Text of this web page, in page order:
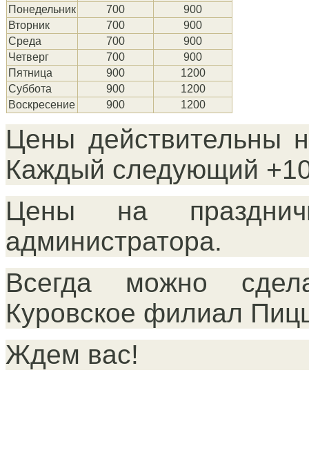
Понедельник
700
900
Вторник
700
900
Среда
700
900
Четверг
700
900
Пятница
900
1200
Суббота
900
1200
Воскресение
900 1200
Цены действительны
Каждый следующий
Цены на
администратора.
Всегда можно
Куровское филиал
Ждем вас!